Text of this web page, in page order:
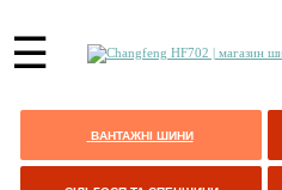
☰
ВАНТАЖНІ ШИНИ